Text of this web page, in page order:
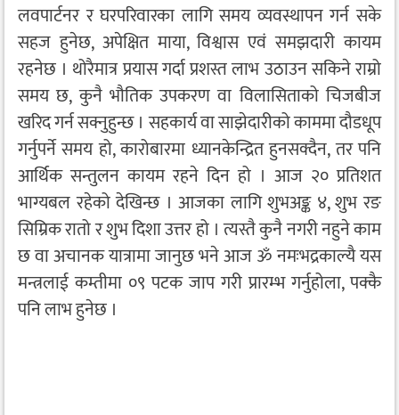
लवपार्टनर र घरपरिवारका लागि समय व्यवस्थापन गर्न सके
सहज हुनेछ, अपेक्षित माया, विश्वास एवं समझदारी कायम
रहनेछ । थोरैमात्र प्रयास गर्दा प्रशस्त लाभ उठाउन सकिने राम्रो
समय छ, कुनै भौतिक उपकरण वा विलासिताको चिजबीज
खरिद गर्न सक्नुहुन्छ । सहकार्य वा साझेदारीको काममा दौडधूप
गर्नुपर्ने समय हो, कारोबारमा ध्यानकेन्द्रित हुनसक्दैन, तर पनि
आर्थिक सन्तुलन कायम रहने दिन हो । आज २० प्रतिशत
भाग्यबल रहेको देखिन्छ । आजका लागि शुभअङ्क ४, शुभ रङ
सिम्रिक रातो र शुभ दिशा उत्तर हो । त्यस्तै कुनै नगरी नहुने काम
छ वा अचानक यात्रामा जानुछ भने आज ॐ नमःभद्रकाल्यै यस
मन्त्रलाई कम्तीमा ०९ पटक जाप गरी प्रारम्भ गर्नुहोला, पक्कै
पनि लाभ हुनेछ ।